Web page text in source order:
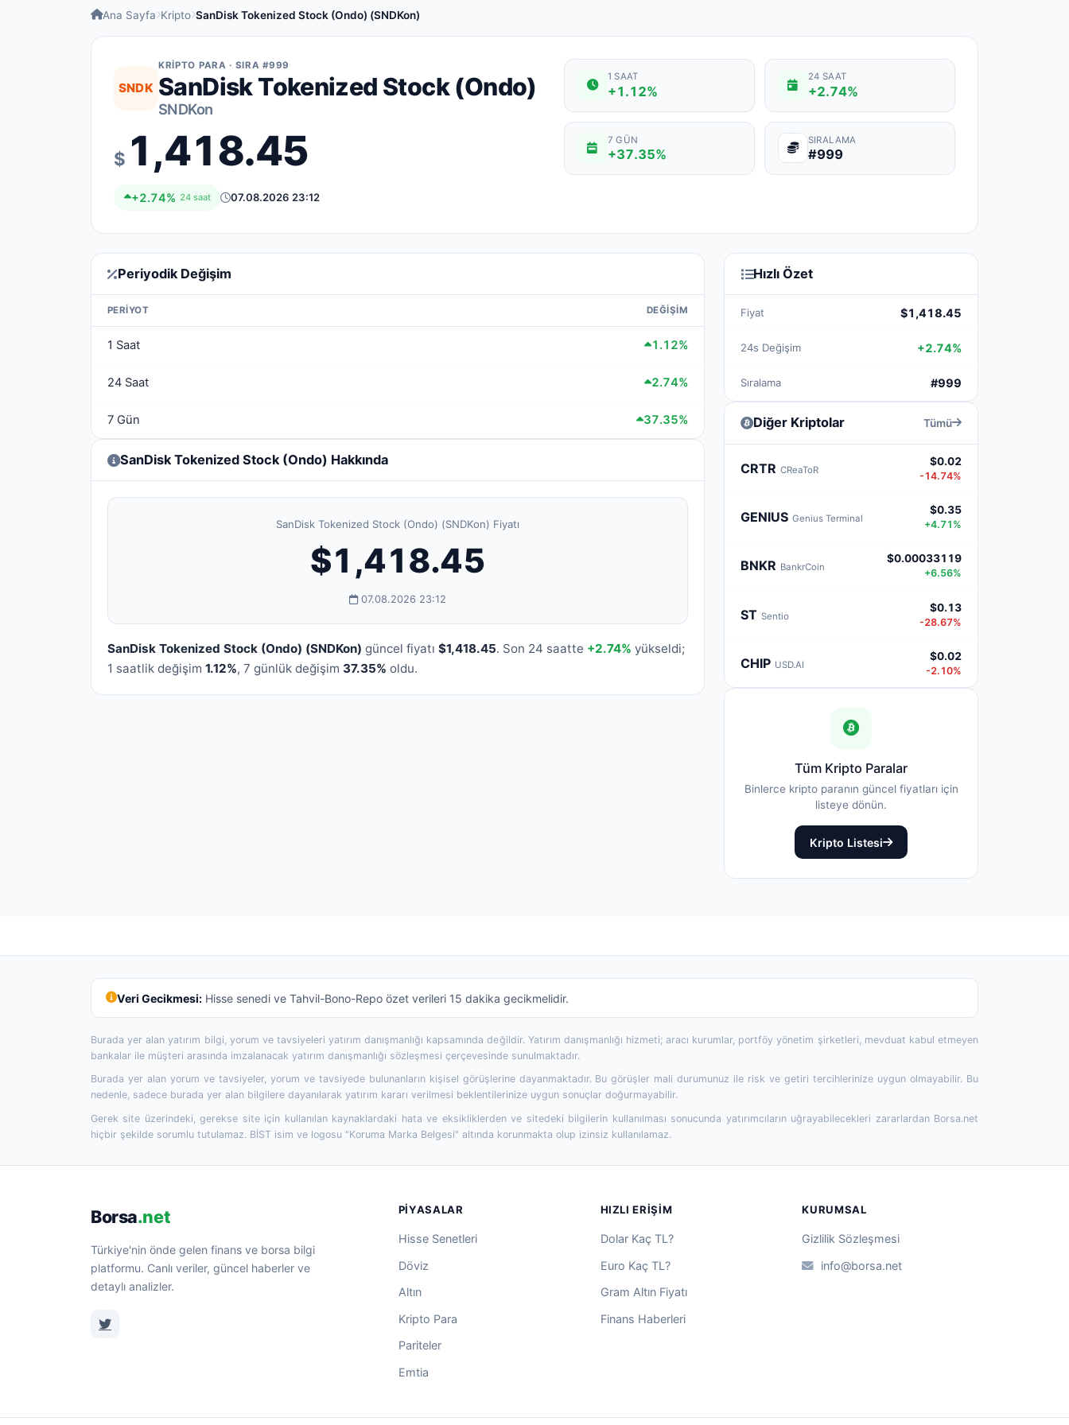
Ana Sayfa Kripto SanDisk Tokenized Stock (Ondo) (SNDKon)
SNDK
KRIPTO PARA · SIRA #999
SanDisk Tokenized Stock (Ondo)
SNDKon
$ 1,418.45
+2.74% 24 saat 07.08.2026 23:12
1 SAAT
+1.12%
24 SAAT
+2.74%
7 GÜN
+37.35%
SIRALAMA
#999
Periyodik Değişim
PERIYOT DEĞIŞIM
1 Saat 1.12%
24 Saat 2.74%
7 Gün 37.35%
SanDisk Tokenized Stock (Ondo) Hakkında
SanDisk Tokenized Stock (Ondo) (SNDKon) Fiyatı
$1,418.45
07.08.2026 23:12
SanDisk Tokenized Stock (Ondo) (SNDKon) güncel fiyatı $1,418.45. Son 24 saatte +2.74% yükseldi;
1 saatlik değişim 1.12%, 7 günlük değişim 37.35% oldu.
Hızlı Özet
Fiyat $1,418.45
24s Değişim +2.74%
Sıralama #999
Diğer Kriptolar Tümü
CRTR CReaToR
$0.02
-14.74%
GENIUS Genius Terminal
$0.35
+4.71%
BNKR BankrCoin
$0.00033119
+6.56%
ST Sentio
$0.13
-28.67%
CHIP USD.AI
$0.02
-2.10%
Tüm Kripto Paralar
Binlerce kripto paranın güncel fiyatları için
listeye dönün.
Kripto Listesi
Veri Gecikmesi:Hisse senedi ve Tahvil-Bono-Repo özet verileri 15 dakika gecikmelidir.
Burada yer alan yatırım bilgi, yorum ve tavsiyeleri yatırım danışmanlığı kapsamında değildir. Yatırım danışmanlığı hizmeti; aracı kurumlar, portföy yönetim şirketleri, mevduat kabul etmeyen
bankalar ile müşteri arasında imzalanacak yatırım danışmanlığı sözleşmesi çerçevesinde sunulmaktadır.
Burada yer alan yorum ve tavsiyeler, yorum ve tavsiyede bulunanların kişisel görüşlerine dayanmaktadır. Bu görüşler mali durumunuz ile risk ve getiri tercihlerinize uygun olmayabilir. Bu
nedenle, sadece burada yer alan bilgilere dayanılarak yatırım kararı verilmesi beklentilerinize uygun sonuçlar doğurmayabilir.
Gerek site üzerindeki, gerekse site için kullanılan kaynaklardaki hata ve eksikliklerden ve sitedeki bilgilerin kullanılması sonucunda yatırımcıların uğrayabilecekleri zararlardan Borsa.net
hiçbir şekilde sorumlu tutulamaz. BİST isim ve logosu "Koruma Marka Belgesi" altında korunmakta olup izinsiz kullanılamaz.
Borsa.net
Türkiye'nin önde gelen finans ve borsa bilgi
platformu. Canlı veriler, güncel haberler ve
detaylı analizler.
PIYASALAR
Hisse Senetleri
Döviz
Altın
Kripto Para
Pariteler
Emtia
HIZLI ERIŞIM
Dolar Kaç TL?
Euro Kaç TL?
Gram Altın Fiyatı
Finans Haberleri
KURUMSAL
Gizlilik Sözleşmesi
info@borsa.net